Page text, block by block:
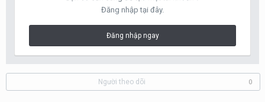
Đăng nhập tại đây.
Đăng nhập ngay
Người theo dõi 0